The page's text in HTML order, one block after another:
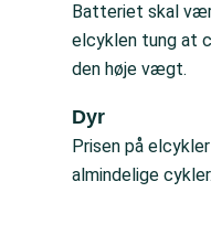
Batteriet skal
elcyklen tung at
den høje vægt.
Dyr
Prisen på
almindelige cykler.